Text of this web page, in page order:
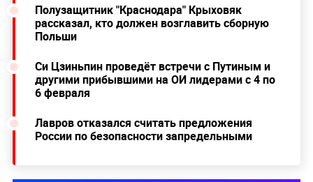
Полузащитник "Краснодара" Крыховяк
рассказал, кто должен возглавить сборную
Польши
Си Цзиньпин проведёт встречи с Путиным и
другими прибывшими на ОИ лидерами с 4 по
6 февраля
Лавров отказался считать предложения
России по безопасности запредельными